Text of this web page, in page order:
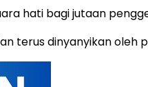
hati bagi jutaan
terus dinyanyikan oleh